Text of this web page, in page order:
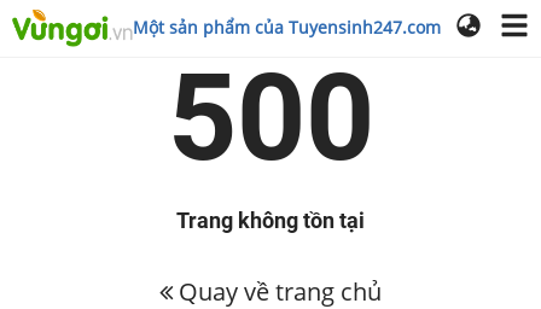
Một sản phẩm của Tuyensinh247.com
500
Trang không tồn tại
Quay về trang chủ